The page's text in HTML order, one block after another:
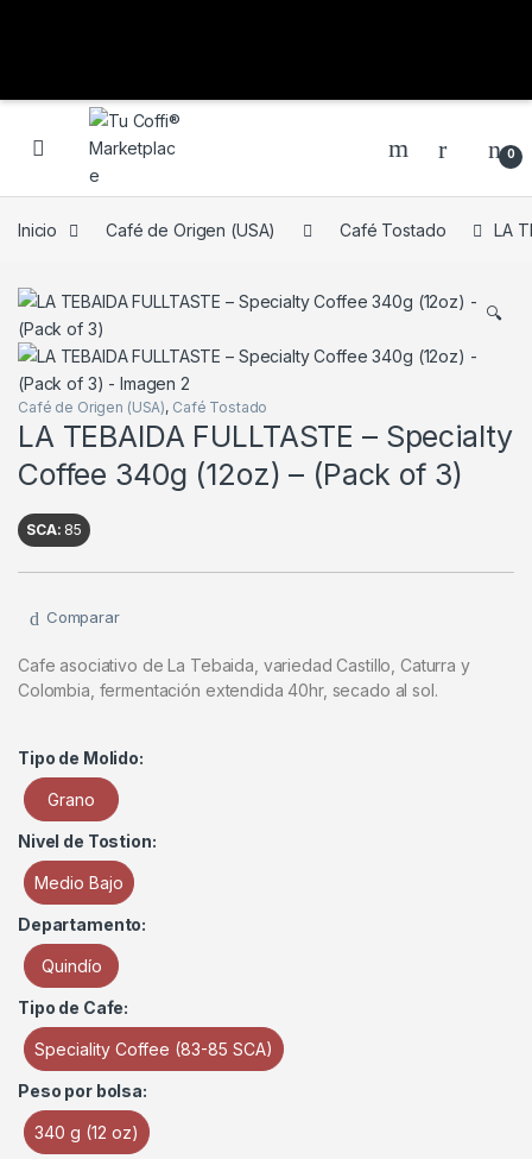
0
Inicio Café de Origen (USA) Café Tostado LA
🔍
Café de Origen (USA), Café Tostado
LA TEBAIDA FULLTASTE – Specialty
Coffee 340g (12oz) – (Pack of 3)
SCA: 85
Comparar
Cafe asociativo de La Tebaida, variedad Castillo, Caturra y
Colombia, fermentación extendida 40hr, secado al sol.
Tipo de Molido:
Grano
Nivel de Tostion:
Medio Bajo
Departamento:
Quindío
Tipo de Cafe:
Speciality Coffee (83-85 SCA)
Peso por bolsa:
340 g (12 oz)